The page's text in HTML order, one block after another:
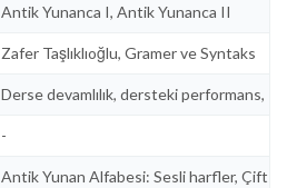
Antik Yunanca I, Antik Yunanca II
Zafer Taşlıklıoğlu, Gramer ve Syntaks
Derse devamlılık, dersteki performans, 1
-
Antik Yunan Alfabesi: Sesli harfler, Çift